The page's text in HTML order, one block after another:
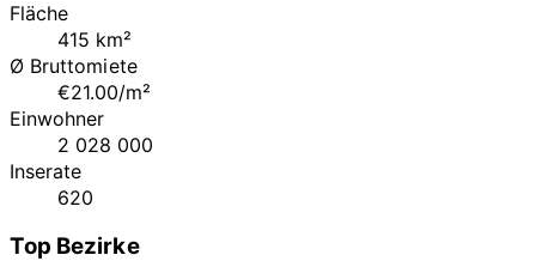
Fläche
415 km²
Ø Bruttomiete
€21.00/m²
Einwohner
2 028 000
Inserate
620
Top Bezirke